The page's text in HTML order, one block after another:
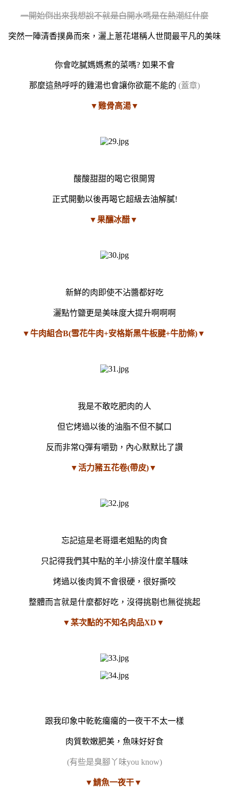
一開始倒出來我想說不就是白開水嗎是在熱潮紅什麼
突然一陣清香撲鼻而來，灑上蔥花堪稱人世間最平凡的美味
你會吃膩媽媽煮的菜嗎? 如果不會
那麼這熱呼呼的雞湯也會讓你欲罷不能的 (蓋章)
▼雞骨高湯▼
酸酸甜甜的喝它很開胃
正式開動以後再喝它超級去油解膩!
▼果釀冰醋▼
新鮮的肉即使不沾醬都好吃
灑點竹鹽更是美味度大提升啊啊啊
▼牛肉組合B(雪花牛肉+安格斯黑牛板腱+牛肋條)▼
我是不敢吃肥肉的人
但它烤過以後的油脂不但不膩口
反而非常Q彈有嚼勁，內心默默比了讚
▼活力豬五花卷(帶皮)▼
忘記這是老哥還老姐點的肉食
只記得我們其中點的羊小排沒什麼羊騷味
烤過以後肉質不會很硬，很好撕咬
整體而言就是什麼都好吃，沒得挑剔也無從挑起
▼某次點的不知名肉品XD▼
跟我印象中乾乾癟癟的一夜干不太一樣
肉質軟嫩肥美，魚味好好食
(有些是臭腳丫味you know)
▼鯖魚一夜干▼